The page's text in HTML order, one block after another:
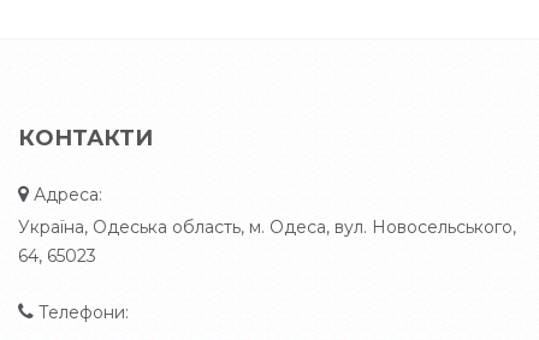
КОНТАКТИ
Адреса:
Україна, Одеська область, м. Одеса, вул. Новосельського,
64, 65023
Телефони: